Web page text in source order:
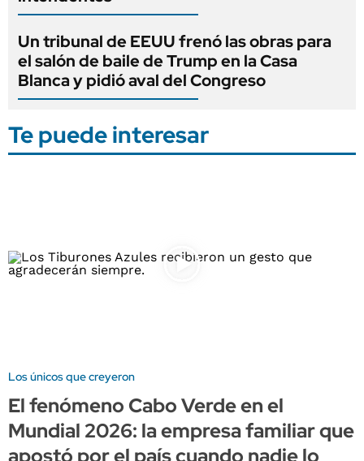
Un tribunal de EEUU frenó las obras para
el salón de baile de Trump en la Casa
Blanca y pidió aval del Congreso
Te puede interesar
Los únicos que creyeron
El fenómeno Cabo Verde en el
Mundial 2026: la empresa familiar que
apostó por el país cuando nadie lo